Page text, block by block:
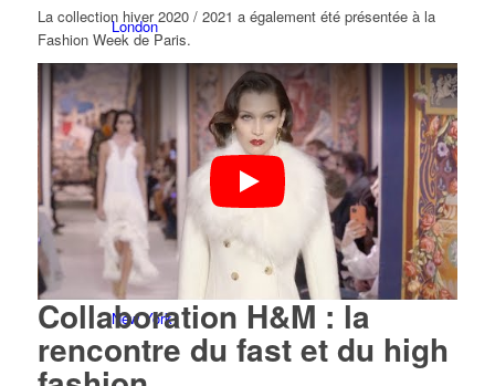
London
Los Angeles
Mailand
München
New York
La collection hiver 2020 / 2021 a également été présentée à la
Fashion Week de Paris.
Collaboration H&M : la
rencontre du fast et du high